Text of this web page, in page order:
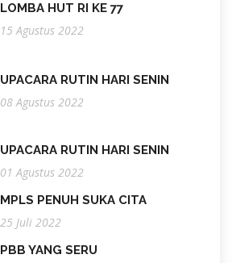
LOMBA HUT RI KE 77
15 Agustus 2022
UPACARA RUTIN HARI SENIN
08 Agustus 2022
UPACARA RUTIN HARI SENIN
01 Agustus 2022
MPLS PENUH SUKA CITA
25 Juli 2022
PBB YANG SERU